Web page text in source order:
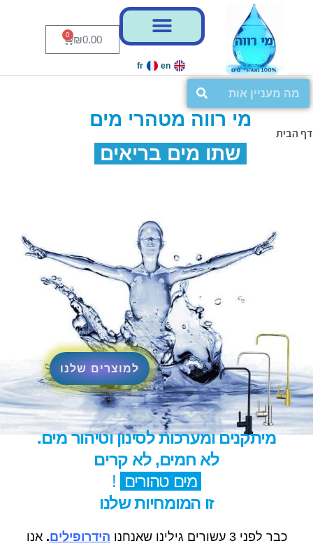
₪0.00
0
en
fr
דף הבית
שתו מים בריאים
מי רווה מטהרי מים
למוצרים שלנו
מיתקנים ומערכות לסינון וטיהור מים.
לא חמים, לא קרים
מים טהורים !
זו המומחיות שלנו
כבר לפני 3 עשורים גילינו שאנחנו הידרופילים. אנו